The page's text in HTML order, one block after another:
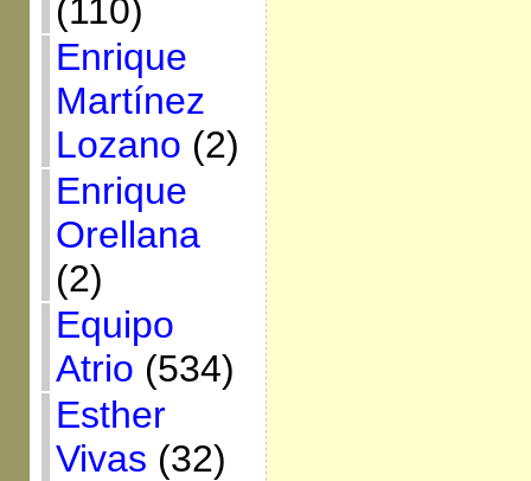
(110)
Enrique
Martínez
Lozano (2)
Enrique
Orellana
(2)
Equipo
Atrio (534)
Esther
Vivas (32)